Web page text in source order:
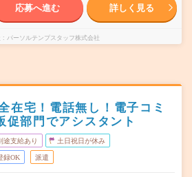
応募へ進む 詳しく見る
パーソルテンプスタッフ株式会社
在宅！電話無し！電子コミ
促部門でアシスタント
途支給あり 土日祝日が休み
録OK 派遣